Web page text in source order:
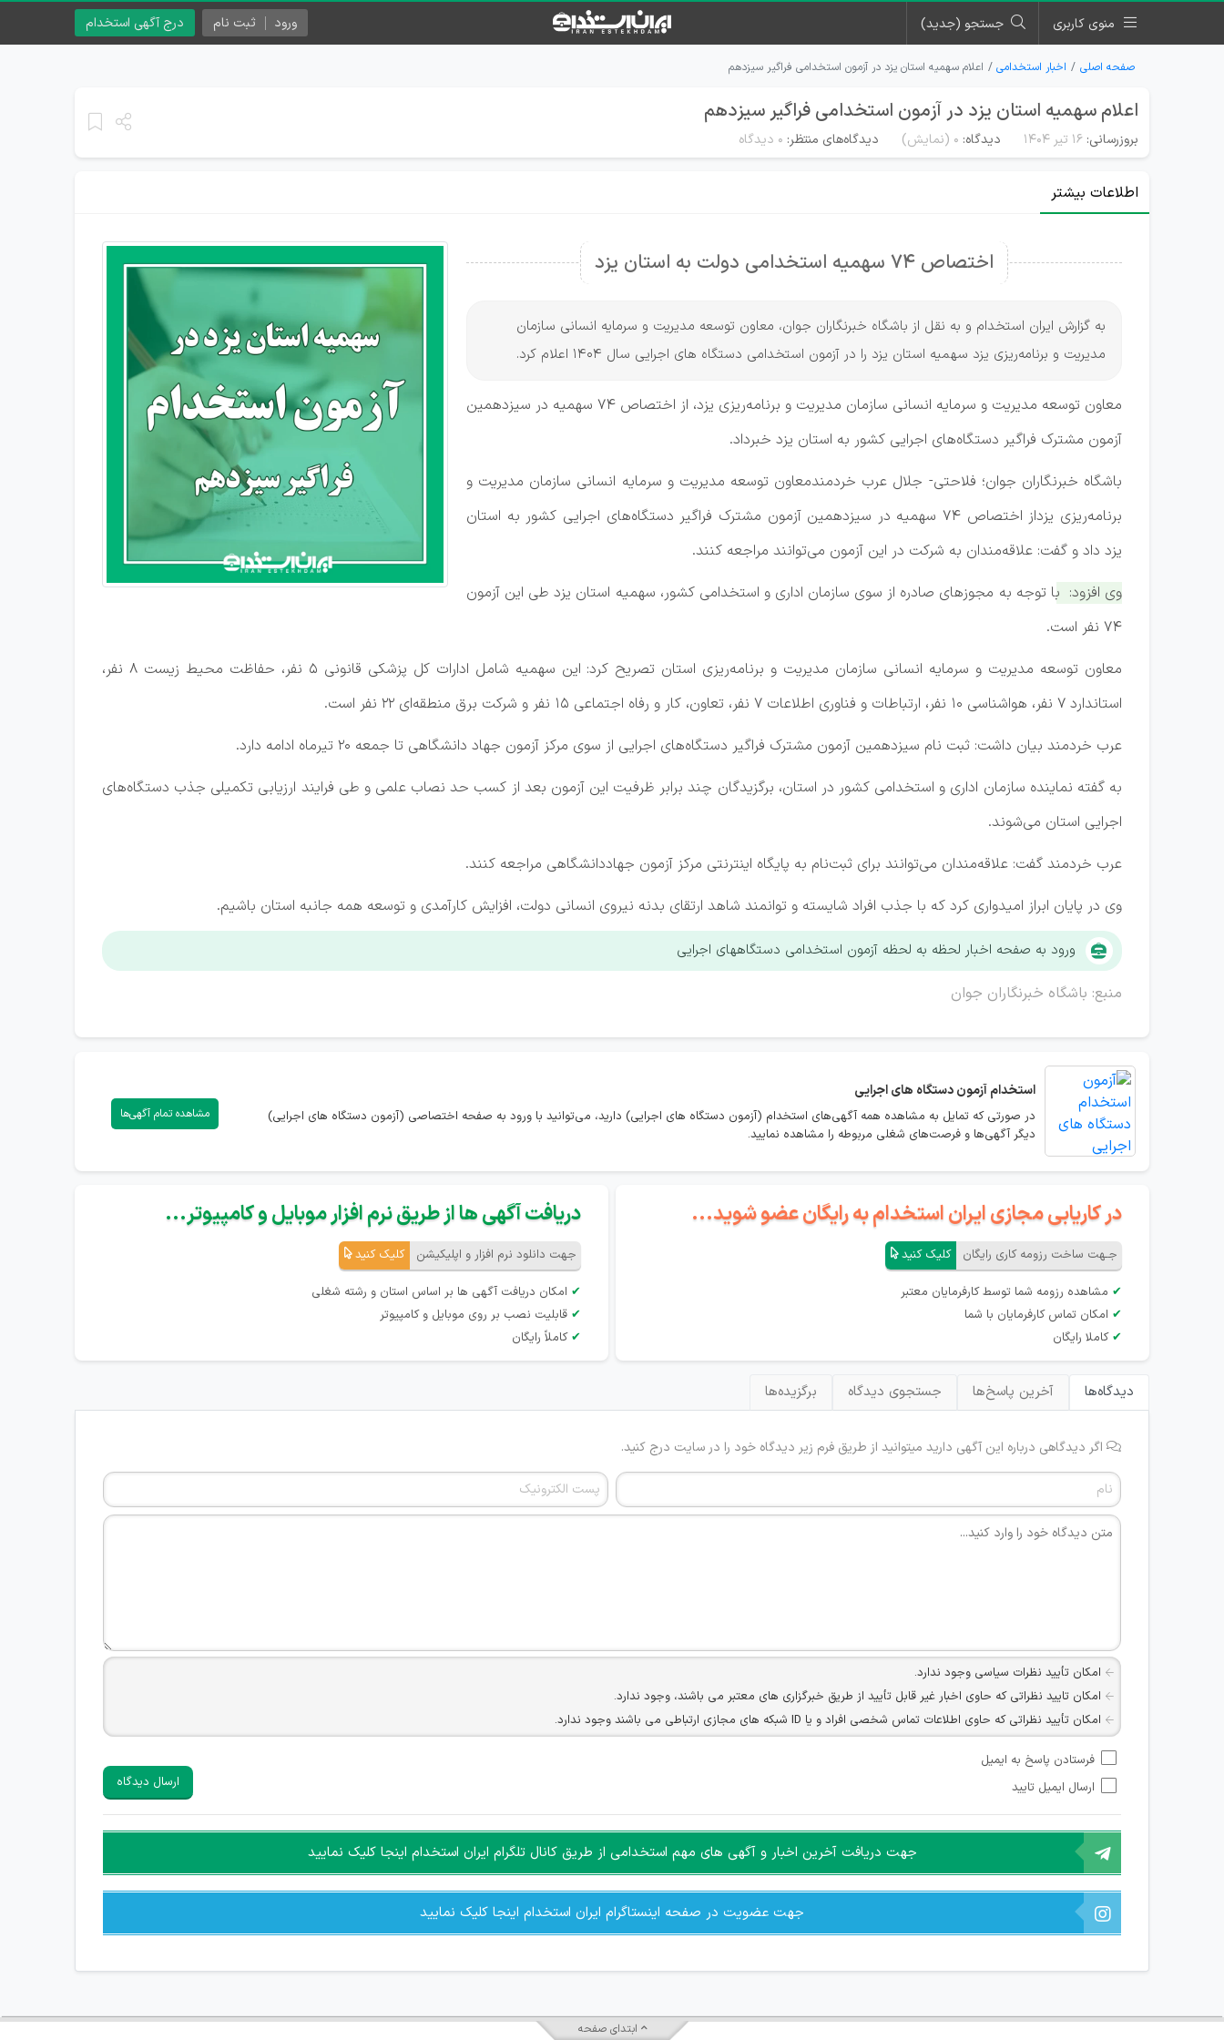
منوی کاربری جستجو (جدید) درج آگهی استخدام ورود ثبت نام
صفحه اصلی اخبار استخدامی اعلام سهمیه استان یزد در آزمون استخدامی فراگیر سیزدهم
اعلام سهمیه استان یزد در آزمون استخدامی فراگیر سیزدهم
بروزرسانی: ۱۶ تیر ۱۴۰۴ دیدگاه: 0 (نمایش) دیدگاه‌های منتظر: ۰ دیدگاه
اطلاعات بیشتر
اختصاص ۷۴ سهمیه استخدامی دولت به استان یزد
به گزارش ایران استخدام و به نقل از باشگاه خبرنگاران جوان، معاون توسعه مدیریت و سرمایه انسانی سازمان
مدیریت و برنامه‌ریزی یزد سهمیه استان یزد را در آزمون استخدامی دستگاه های اجرایی سال 1404 اعلام کرد.
معاون توسعه مدیریت و سرمایه انسانی سازمان مدیریت و برنامه‌ریزی یزد، از اختصاص ۷۴ سهمیه در سیزدهمین
آزمون مشترک فراگیر دستگاه‌های اجرایی کشور به استان یزد خبرداد.
باشگاه خبرنگاران جوان؛ فلاحتی- جلال عرب خردمندمعاون توسعه مدیریت و سرمایه انسانی سازمان مدیریت و
برنامه‌ریزی یزداز اختصاص ۷۴ سهمیه در سیزدهمین آزمون مشترک فراگیر دستگاه‌های اجرایی کشور به استان
یزد داد و گفت: علاقه‌مندان به شرکت در این آزمون می‌توانند مراجعه کنند.
وی افزود: با توجه به مجوز‌های صادره از سوی سازمان اداری و استخدامی کشور، سهمیه استان یزد طی این آزمون
۷۴ نفر است.
معاون توسعه مدیریت و سرمایه انسانی سازمان مدیریت و برنامه‌ریزی استان تصریح کرد: این سهمیه شامل ادارات کل پزشکی قانونی ۵ نفر، حفاظت محیط زیست ۸ نفر،
استاندارد ۷ نفر، هواشناسی ۱۰ نفر، ارتباطات و فناوری اطلاعات ۷ نفر، تعاون، کار و رفاه اجتماعی ۱۵ نفر و شرکت برق منطقه‌ای ۲۲ نفر است.
عرب خردمند بیان داشت: ثبت نام سیزدهمین آزمون مشترک فراگیر دستگاه‌های اجرایی از سوی مرکز آزمون جهاد دانشگاهی تا جمعه ۲۰ تیرماه ادامه دارد.
به گفته نماینده سازمان اداری و استخدامی کشور در استان، برگزیدگان چند برابر ظرفیت این آزمون بعد از کسب حد نصاب علمی و طی فرایند ارزیابی تکمیلی جذب دستگاه‌های
اجرایی استان می‌شوند.
عرب خردمند گفت: علاقه‌مندان می‌توانند برای ثبت‌نام به پایگاه اینترنتی مرکز آزمون جهاددانشگاهی مراجعه کنند.
وی در پایان ابراز امیدواری کرد که با جذب افراد شایسته و توانمند شاهد ارتقای بدنه نیروی انسانی دولت، افزایش کارآمدی و توسعه همه جانبه استان باشیم.
ورود به صفحه اخبار لحظه به لحظه آزمون استخدامی دستگاههای اجرایی
منبع: باشگاه خبرنگاران جوان
استخدامآزمون دستگاه های اجرایی
در صورتی که تمایل به مشاهده همه آگهی‌های استخدام (آزمون دستگاه های اجرایی) دارید، می‌توانید با ورود به صفحه اختصاصی (آزمون دستگاه های اجرایی)
دیگر آگهی‌ها و فرصت‌های شغلی مربوطه را مشاهده نمایید.
مشاهده تمام آگهی‌ها
در کاریابی مجازی ایران استخدام به رایگان عضو شوید...
جـهت ساخت رزومه کاری رایگان کلیک کنید
✔ مشاهده رزومه شما توسط کارفرمایان معتبر
✔ امکان تماس کارفرمایان با شما
✔ کاملا رایگان
دریافت آگهی ها از طریق نرم افزار موبایل و کامپیوتر...
جهت دانلود نرم افزار و اپلیکیشن کلیک کنید
✔ امکان دریافت آگهی ها بر اساس استان و رشته شغلی
✔ قابلیت نصب بر روی موبایل و کامپیوتر
✔ کاملاً رایگان
دیدگاه‌ها آخرین پاسخ‌ها جستجوی دیدگاه برگزیده‌ها
اگر دیدگاهی درباره این آگهی دارید میتوانید از طریق فرم زیر دیدگاه خود را در سایت درج کنید.
امکان تأیید نظرات سیاسی وجود ندارد.
امکان تایید نظراتی که حاوی اخبار غیر قابل تأیید از طریق خبرگزاری های معتبر می باشند، وجود ندارد.
امکان تأیید نظراتی که حاوی اطلاعات تماس شخصی افراد و یا ID شبکه های مجازی ارتباطی می باشند وجود ندارد.
هرگونه تحریک، تحقیر و کنایه به سایر افراد (مسئول و غیر مسئول) غیر مجاز می باشد.
امکان هماهنگی برای هرگونه ملاقات حضوری چه به صورت دسته جمعی و چه فردی توسط کاربران سایت وجود ندارد.
فرستادن پاسخ به ایمیل
ارسال ایمیل تایید
ارسال دیدگاه
جهت دریافت آخرین اخبار و آگهی های مهم استخدامی از طریق کانال تلگرام ایران استخدام اینجا کلیک نمایید
جهت عضویت در صفحه اینستاگرام ایران استخدام اینجا کلیک نمایید
ابتدای صفحه